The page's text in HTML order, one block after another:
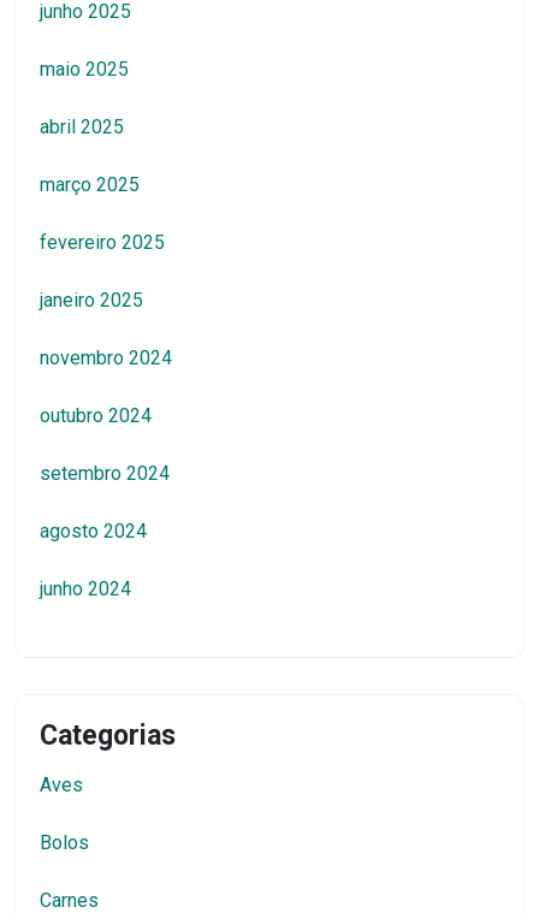
junho 2025
maio 2025
abril 2025
março 2025
fevereiro 2025
janeiro 2025
novembro 2024
outubro 2024
setembro 2024
agosto 2024
junho 2024
Categorias
Aves
Bolos
Carnes